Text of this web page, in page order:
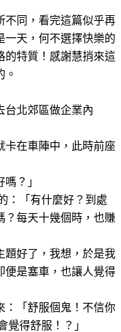
不同，看完這篇似乎再
一天，何不選擇快樂的
的特質！感謝慧捎來這
。
北郊區做企業內
在車陣中，此時前座
？」
：「有什麼好？到處
？每天十幾個時，也賺
好了，我想，於是我
便是塞車，也讓人覺得
「舒服個鬼！不信你
覺得舒服！？」